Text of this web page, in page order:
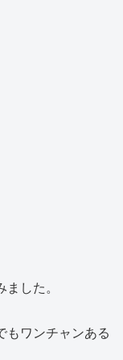
した。
もワンチャンある